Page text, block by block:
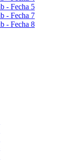
- Fecha 5
- Fecha 7
- Fecha 8